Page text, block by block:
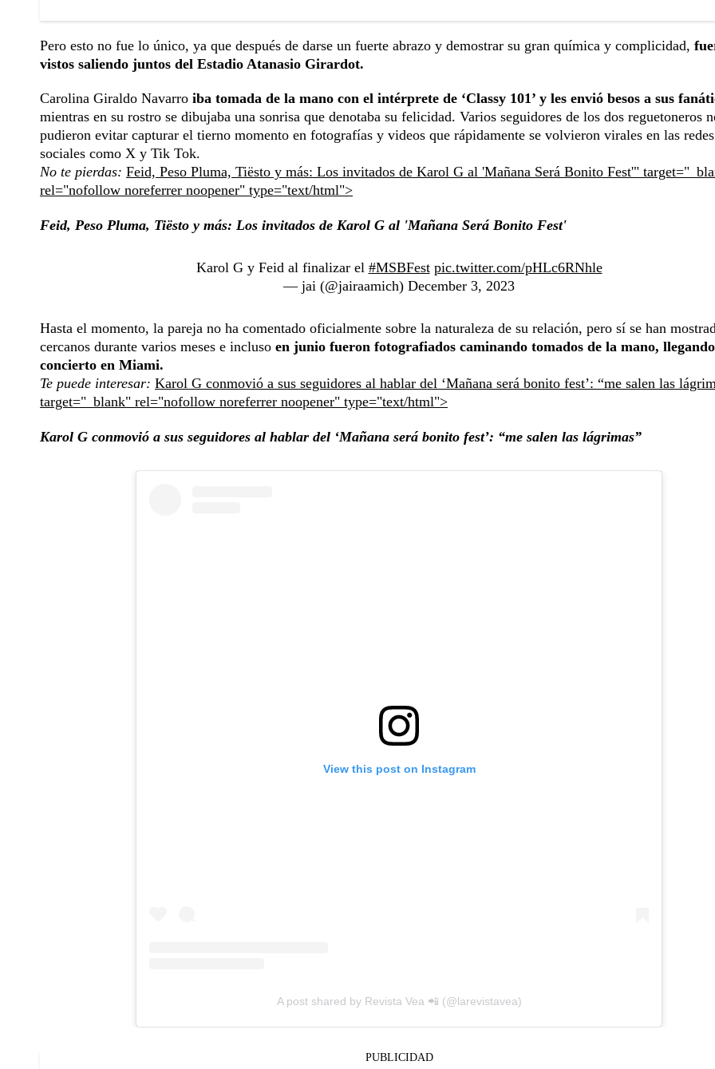
Pero esto no fue lo único, ya que después de darse un fuerte abrazo y demostrar su gran química y complicidad,
vistos saliendo juntos del Estadio Atanasio Girardot.
Carolina Giraldo Navarro iba tomada de la mano con el intérprete de ‘Classy 101’ y les envió besos a sus
mientras en su rostro se dibujaba una sonrisa que denotaba su felicidad. Varios seguidores de los dos reguetoneros
pudieron evitar capturar el tierno momento en fotografías y videos que rápidamente se volvieron virales en las redes
sociales como X y Tik Tok.
No te pierdas: Feid, Peso Pluma, Tiësto y más: Los invitados de Karol G al 'Mañana Será Bonito Fest'"
rel="nofollow noreferrer noopener" type="text/html">
Feid, Peso Pluma, Tiësto y más: Los invitados de Karol G al 'Mañana Será Bonito Fest'
Karol G y Feid al finalizar el #MSBFest pic.twitter.com/pHLc6RNhle
— jai (@jairaamich) December 3, 2023
Hasta el momento, la pareja no ha comentado oficialmente sobre la naturaleza de su relación, pero sí se han
cercanos durante varios meses e incluso en junio fueron fotografiados caminando tomados de la mano,
concierto en Miami.
Te puede interesar: Karol G conmovió a sus seguidores al hablar del ‘Mañana será bonito fest’: “me salen las
target="_blank" rel="nofollow noreferrer noopener" type="text/html">
Karol G conmovió a sus seguidores al hablar del ‘Mañana será bonito fest’: “me salen las lágrimas”
View this post on Instagram
A post shared by Revista Vea 📲 (@larevistavea)
PUBLICIDAD